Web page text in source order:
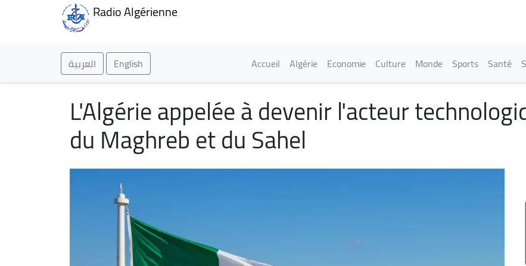
Radio Algérienne
العربية English Main navigation
Accueil Algérie Economie Culture Monde Sports Santé
L'Algérie appelée à devenir l'acteur
du Maghreb et du Sahel